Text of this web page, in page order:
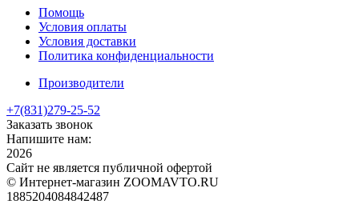
Помощь
Условия оплаты
Условия доставки
Политика конфиденциальности
Производители
+7(831)279-25-52
Заказать звонок
Напишите нам:
2026
Сайт не является публичной офертой
© Интернет-магазин ZOOMAVTO.RU
1885204084842487